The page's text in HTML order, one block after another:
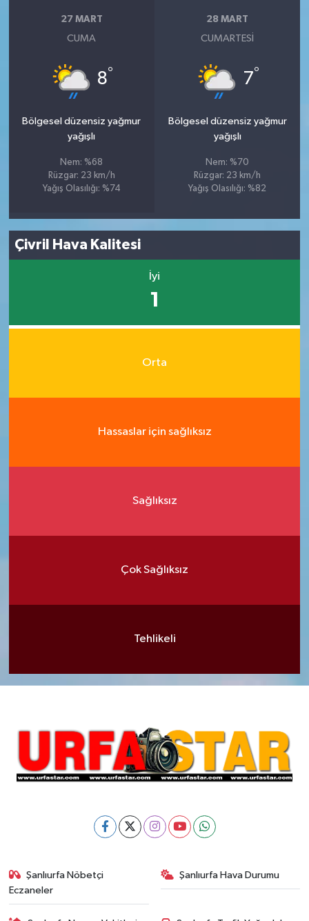
27 MART
CUMA
8°
Bölgesel düzensiz yağmur
yağışlı
Nem: %68
Rüzgar: 23 km/h
Yağış Olasılığı: %74
28 MART
CUMARTESI
7°
Bölgesel düzensiz yağmur
yağışlı
Nem: %70
Rüzgar: 23 km/h
Yağış Olasılığı: %82
Çivril Hava Kalitesi
İyi
1
Orta
Hassaslar için sağlıksız
Sağlıksız
Çok Sağlıksız
Tehlikeli
Şanlıurfa Nöbetçi
Eczaneler
Şanlıurfa Hava Durumu